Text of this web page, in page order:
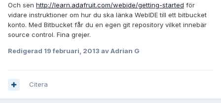
Och sen http://learn.adafruit.com/webide/getting-started för
vidare instruktioner om hur du ska länka WebIDE till ett bitbucket
konto. Med Bitbucket får du en egen git repository vilket innebär
source control. Fina grejer.
Redigerad 19 februari, 2013 av Adrian G
Citera